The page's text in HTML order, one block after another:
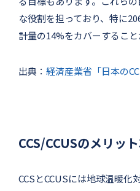
な役割を担っており、特に
計量の14%をカバーすること
出典： 経済産業省「日本の
CCS/CCUSのメリッ
CCSとCCUSには地球温暖化